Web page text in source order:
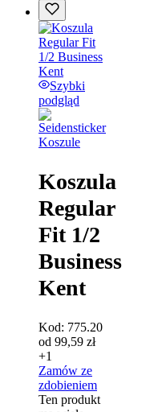
Szybki
podgląd
Koszule
Koszula
Regular
Fit 1/2
Business
Kent
Kod: 775.20
od 99,59 zł
+1
Zamów ze
zdobieniem
Ten produkt